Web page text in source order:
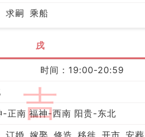
求嗣 乘船
戌
吉
时间：19:00-20:59
-正南 福神-西南 阳贵-东北